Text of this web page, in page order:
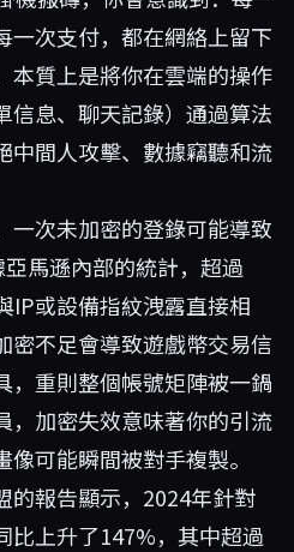
一次支付，都在網絡上留下
本質上是將你在雲端的操作
信息、聊天記錄）通過算法
中間人攻擊、數據竊聽和流
一次未加密的登錄可能導致
馬遜內部的統計，超過
IP或設備指紋洩露直接相
密不足會導致遊戲幣交易信
，重則整個帳號矩陣被一鍋
，加密失效意味著你的引流
可能瞬間被對手複製。
的報告顯示，2024年針對
比上升了147%，其中超過